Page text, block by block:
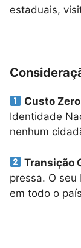
estaduais,
Custo
Identidade
nenhum
Transição
pressa. O
em todo o